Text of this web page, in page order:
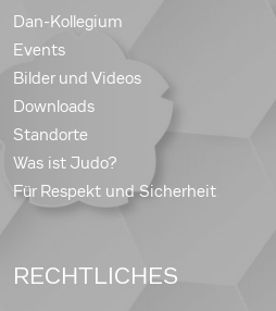
Dan-Kollegium
Events
Bilder und Videos
Downloads
Standorte
Was ist Judo?
Für Respekt und Sicherheit
RECHTLICHES